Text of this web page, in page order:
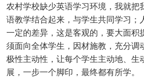
农村学校缺少英语学习环境，我就把
语教学结合起来，与学生共同学习；
一定的差异，这是客观的，要大面积
须面向全体学生，因材施教，充分调
极性主动性，让每个学生主动地、生
展，一步一个脚印，最终都有所学。